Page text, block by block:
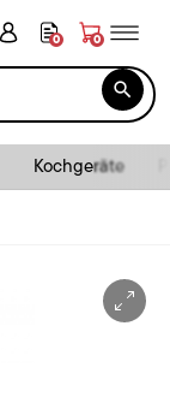
0 0

Kochgeräte